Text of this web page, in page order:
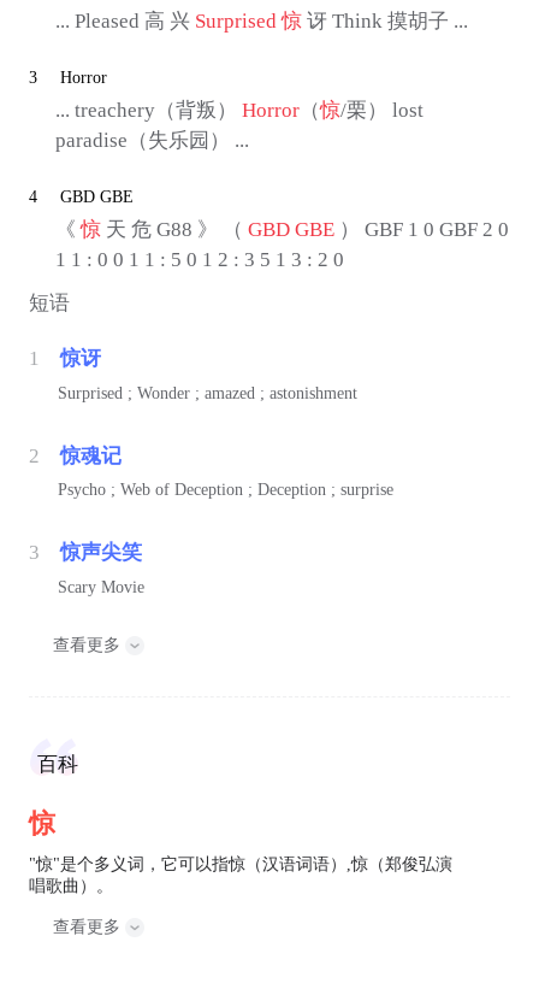
... Pleased 高 兴 Surprised 惊讶 Think 摸胡子 ...
3 Horror
... treachery（背叛） Horror（惊/栗） lost
paradise（失乐园） ...
4 GBD GBE
《惊天 危 G88 》 （ GBD GBE） GBF 1 0 GBF 2 0
1 1 : 0 0 1 1 : 5 0 1 2 : 3 5 1 3 : 2 0
短语
1 惊讶
Surprised ; Wonder ; amazed ; astonishment
2 惊魂记
Psycho ; Web of Deception ; Deception ; surprise
3 惊声尖笑
Scary Movie
查看更多
百科
惊
"惊"是个多义词，它可以指惊（汉语词语）,惊（郑俊弘演
唱歌曲）。
查看更多